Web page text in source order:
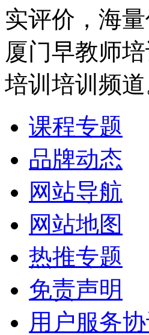
实评价，海
厦门早教师
培训培训频道
课程专题
品牌动态
网站导航
网站地图
热推专题
免责声明
用户服务